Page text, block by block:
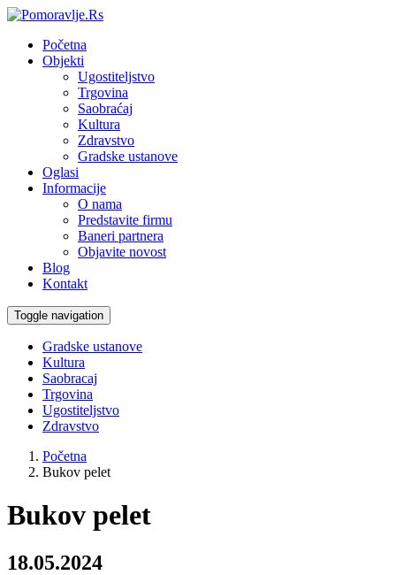
Početna
Objekti
Ugostiteljstvo
Trgovina
Saobraćaj
Kultura
Zdravstvo
Gradske ustanove
Oglasi
Informacije
O nama
Predstavite firmu
Baneri partnera
Objavite novost
Blog
Kontakt
Toggle navigation
Gradske ustanove
Kultura
Saobracaj
Trgovina
Ugostiteljstvo
Zdravstvo
Početna
Bukov pelet
Bukov pelet
18.05.2024